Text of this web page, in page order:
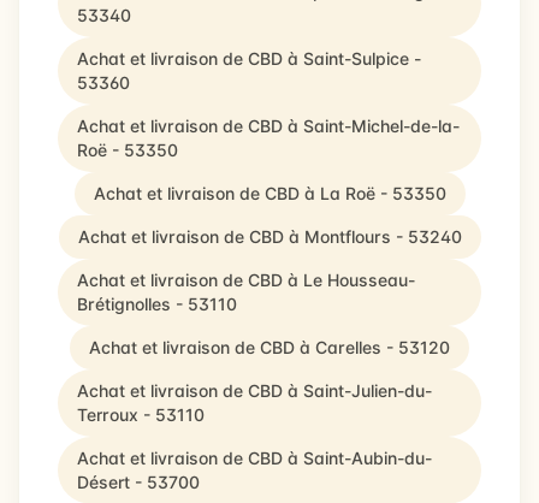
53340
Achat et livraison de CBD à Saint-Sulpice -
53360
Achat et livraison de CBD à Saint-Michel-de-la-
Roë - 53350
Achat et livraison de CBD à La Roë - 53350
Achat et livraison de CBD à Montflours - 53240
Achat et livraison de CBD à Le Housseau-
Brétignolles - 53110
Achat et livraison de CBD à Carelles - 53120
Achat et livraison de CBD à Saint-Julien-du-
Terroux - 53110
Achat et livraison de CBD à Saint-Aubin-du-
Désert - 53700